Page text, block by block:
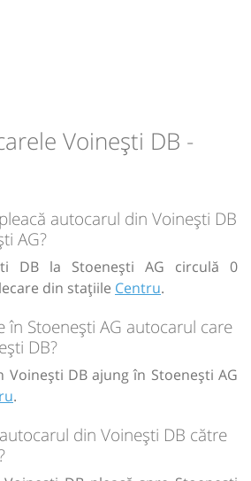
Voinești DB -
autocarul din Voinești DB
AG?
DB la Stoenești AG circulă 0
din stațiile Centru.
în Stoenești AG autocarul care
DB?
Voinești DB ajung în Stoenești AG
.
din Voinești DB către